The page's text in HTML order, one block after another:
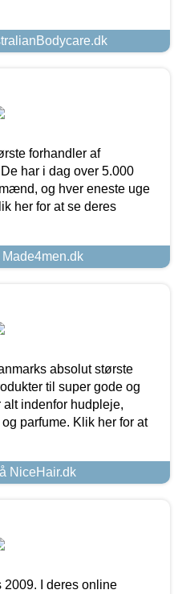
forhandler af
har i dag over 5.000
og hver eneste uge
her for at se deres
absolut største
til super gode og
indenfor hudpleje,
parfume. Klik her for at
NiceHair.dk
2009. I deres online